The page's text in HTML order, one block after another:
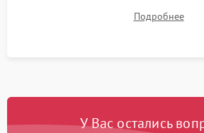
корректности слива, отсутствия
посторонних стуков и протечек
Подробнее
У Вас остались